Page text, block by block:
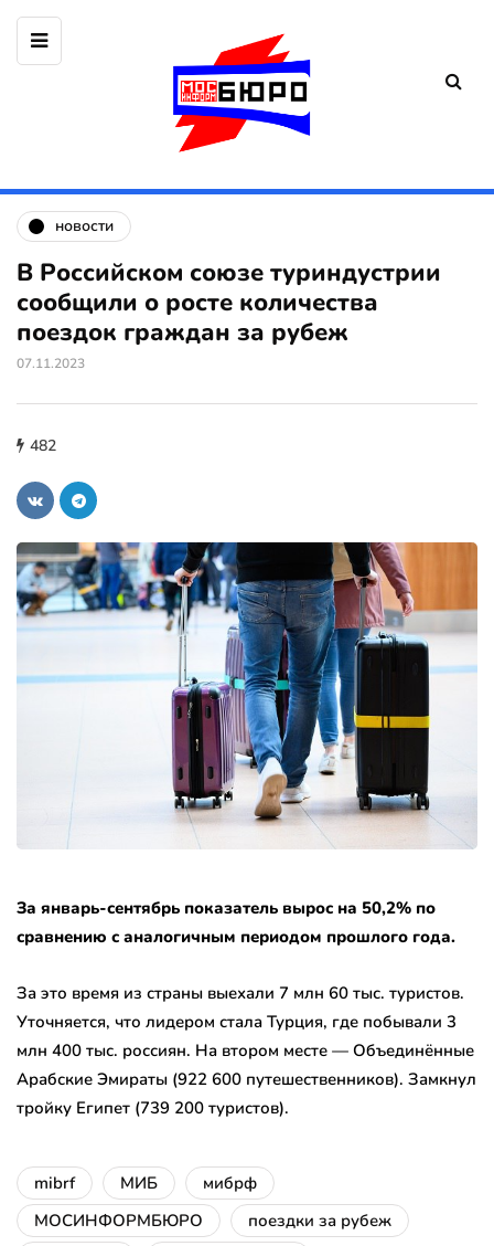
новости
В Российском союзе туриндустрии
сообщили о росте количества
поездок граждан за рубеж
07.11.2023
482
За январь-сентябрь показатель вырос на 50,2% по
сравнению с аналогичным периодом прошлого года.
За это время из страны выехали 7 млн 60 тыс. туристов.
Уточняется, что лидером стала Турция, где побывали 3
млн 400 тыс. россиян. На втором месте — Объединённые
Арабские Эмираты (922 600 путешественников). Замкнул
тройку Египет (739 200 туристов).
mibrf МИБ
мибрф
МОСИНФОРМБЮРО
поездки за рубеж